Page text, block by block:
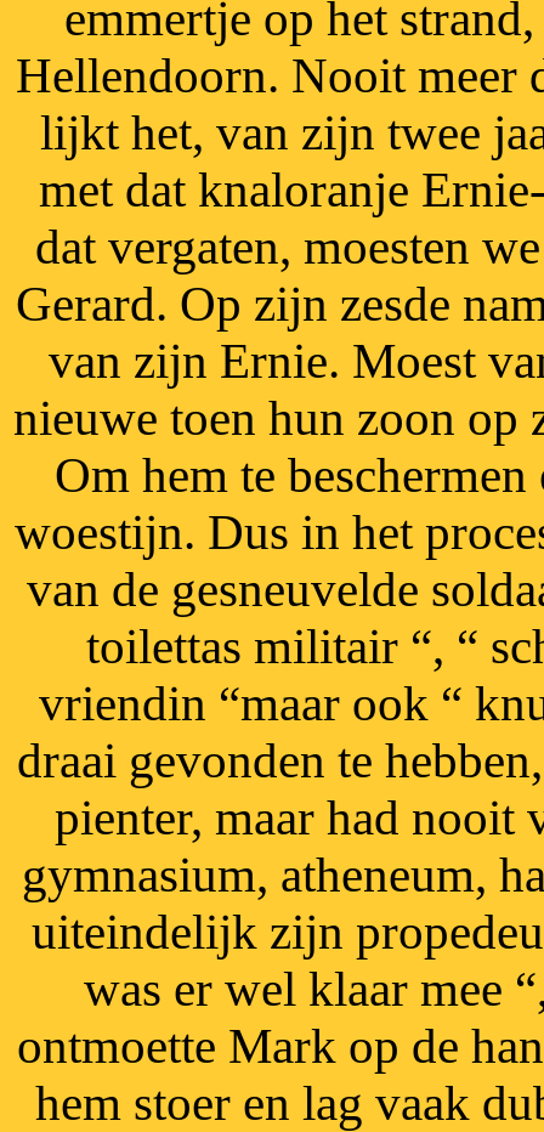
emmertje op het
Hellendoorn. Nooit meer
lijkt het, van zijn twee
met dat knaloranje
dat vergaten, moesten
Gerard. Op zijn zesde
van zijn Ernie. Moest
nieuwe toen hun zoon op
Om hem te
woestijn. Dus in het
van de gesneuvelde
toilettas militair “, “
vriendin “maar ook “
draai gevonden te
pienter, maar had nooit
gymnasium, atheneum,
uiteindelijk zijn
was er wel klaar mee
ontmoette Mark op de
hem stoer en lag vaak